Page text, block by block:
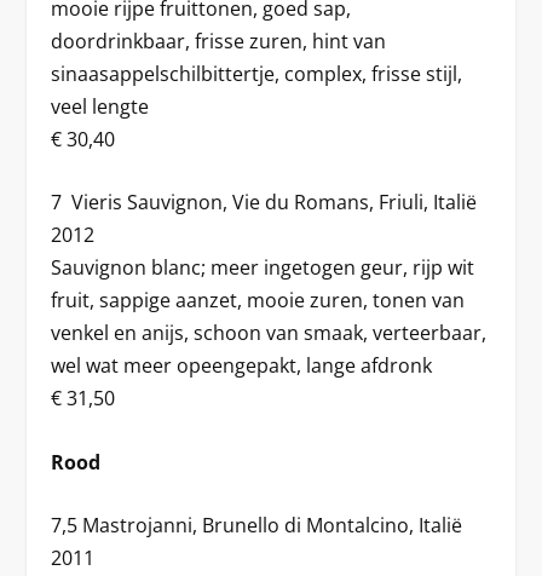
mooie rijpe fruittonen, goed sap,
doordrinkbaar, frisse zuren, hint van
sinaasappelschilbittertje, complex, frisse stijl,
veel lengte
€ 30,40
7 Vieris Sauvignon, Vie du Romans, Friuli, Italië
2012
Sauvignon blanc; meer ingetogen geur, rijp wit
fruit, sappige aanzet, mooie zuren, tonen van
venkel en anijs, schoon van smaak, verteerbaar,
wel wat meer opeengepakt, lange afdronk
€ 31,50
Rood
7,5 Mastrojanni, Brunello di Montalcino, Italië
2011